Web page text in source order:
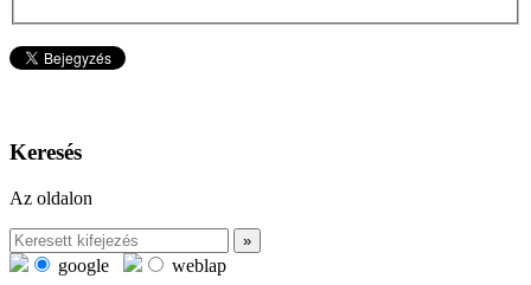
Keresés
Az oldalon
google
weblap